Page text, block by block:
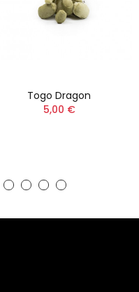
Togo Dragon
5,00 €